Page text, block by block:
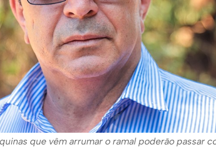
que vêm arrumar o ramal poderão passar